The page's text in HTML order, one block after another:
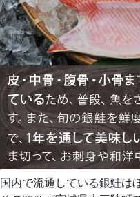
国内で流通している銀鮭は